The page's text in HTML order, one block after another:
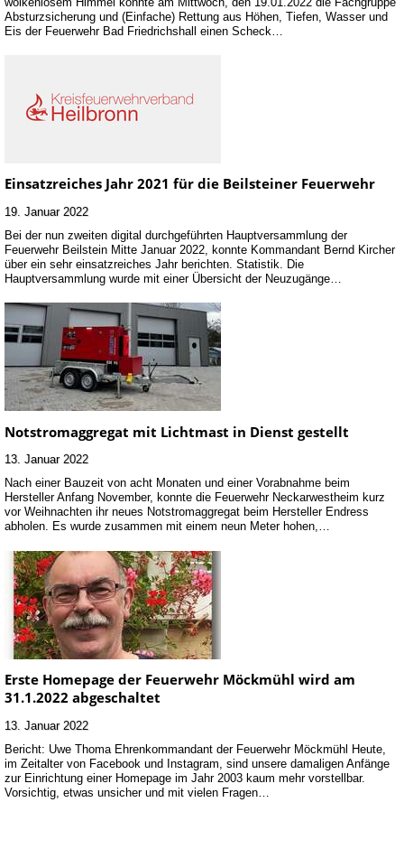
Absturzsicherung und (Einfache) Rettung aus Höhen, Tiefen, Wasser und
Eis der Feuerwehr Bad Friedrichshall einen Scheck…
Einsatzreiches Jahr 2021 für die Beilsteiner Feuerwehr
19. Januar 2022
Bei der nun zweiten digital durchgeführten Hauptversammlung der
Feuerwehr Beilstein Mitte Januar 2022, konnte Kommandant Bernd Kircher
über ein sehr einsatzreiches Jahr berichten. Statistik. Die
Hauptversammlung wurde mit einer Übersicht der Neuzugänge…
Notstromaggregat mit Lichtmast in Dienst gestellt
13. Januar 2022
Nach einer Bauzeit von acht Monaten und einer Vorabnahme beim
Hersteller Anfang November, konnte die Feuerwehr Neckarwestheim kurz
vor Weihnachten ihr neues Notstromaggregat beim Hersteller Endress
abholen. Es wurde zusammen mit einem neun Meter hohen,…
Erste Homepage der Feuerwehr Möckmühl wird am
31.1.2022 abgeschaltet
13. Januar 2022
Bericht: Uwe Thoma Ehrenkommandant der Feuerwehr Möckmühl Heute,
im Zeitalter von Facebook und Instagram, sind unsere damaligen Anfänge
zur Einrichtung einer Homepage im Jahr 2003 kaum mehr vorstellbar.
Vorsichtig, etwas unsicher und mit vielen Fragen…